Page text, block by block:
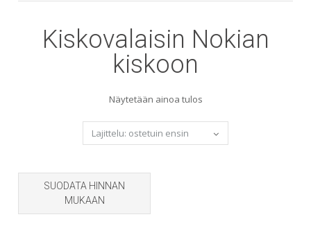
Kiskovalaisin Nokian
kiskoon
Näytetään ainoa tulos
SUODATA HINNAN
MUKAAN